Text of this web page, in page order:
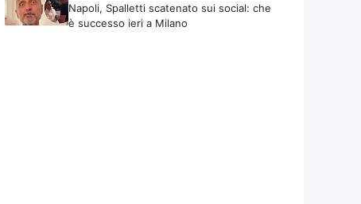
Napoli, Spalletti scatenato sui social: che
è successo ieri a Milano